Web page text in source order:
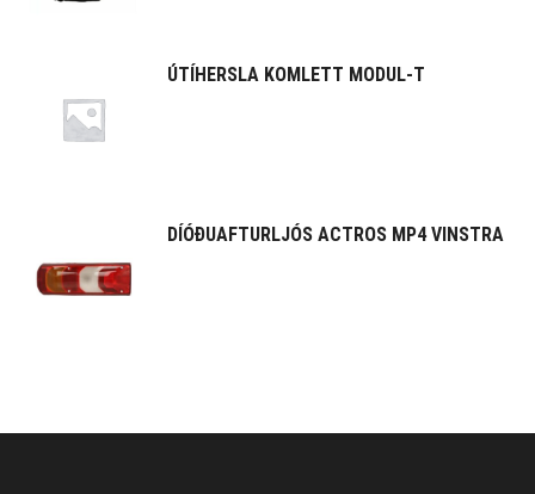
ÚTÍHERSLA KOMLETT MODUL-T
DÍÓÐUAFTURLJÓS ACTROS MP4 VINSTRA